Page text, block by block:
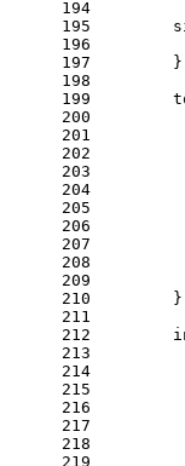
194
195
196
197
198
199
200
201
202
203
204
205
206
207
208
209
210
211
212
213
214
215
216
217
218
219
        }
        }